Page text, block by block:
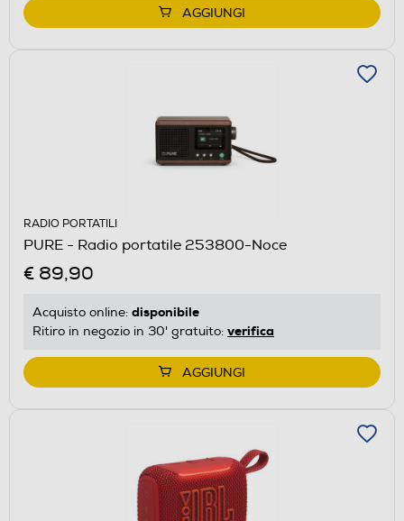
AGGIUNGI
RADIO PORTATILI
PURE - Radio portatile 253800-Noce
€ 89,90
Acquisto online: disponibile
Ritiro in negozio in 30' gratuito: verifica
AGGIUNGI